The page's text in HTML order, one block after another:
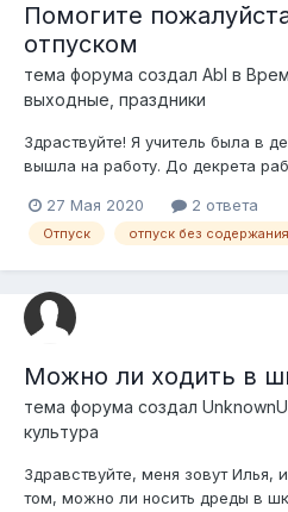
Помогите
отпуском
тема форума создал Abl в
выходные, праздники
Здраствуйте! Я учитель была в
вышла на работу. До декрета
а мне говорят что еще нет 6
работы. И в школе работы нет и в
27 Мая 2020 2 ответа
Отпуск отпуск без содержания
Можно ли ходить в
тема форума создал
культура
Здравствуйте, меня зовут Илья,
том, можно ли носить дреды в